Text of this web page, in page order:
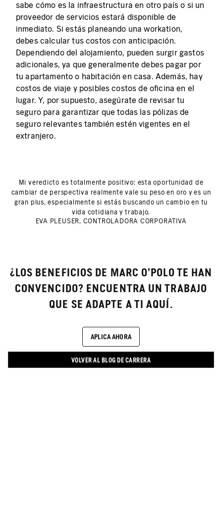
sabe cómo es la infraestructura en otro país o si un
proveedor de servicios estará disponible de
inmediato. Si estás planeando una workation,
debes calcular tus costos con anticipación.
Dependiendo del alojamiento, pueden surgir gastos
adicionales, ya que generalmente debes pagar por
tu apartamento o habitación en casa. Además, hay
costos de viaje y posibles costos de oficina en el
lugar. Y, por supuesto, asegúrate de revisar tu
seguro para garantizar que todas las pólizas de
seguro relevantes también estén vigentes en el
extranjero.
Mi veredicto es totalmente positivo: esta oportunidad de
cambiar de perspectiva realmente vale su peso en oro y es un
gran plus, especialmente si estás buscando un cambio en tu
vida cotidiana y trabajo.
EVA PLEUSER, CONTROLADORA CORPORATIVA
¿LOS BENEFICIOS DE MARC O'POLO TE HAN
CONVENCIDO? ENCUENTRA UN TRABAJO
QUE SE ADAPTE A TI AQUÍ.
APLICA AHORA
VOLVER AL BLOG DE CARRERA